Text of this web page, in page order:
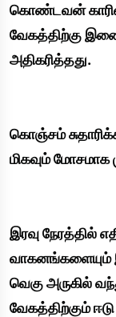
கொண்டவன்
வேகத்திற்கு
அதிகரித்தது.
கொஞ்சம்
மிகவும் மோசமாக
இரவு நேரத்தில்
வாகனங்களையும்
வெகு அருகில்
வேகத்திற்கும்